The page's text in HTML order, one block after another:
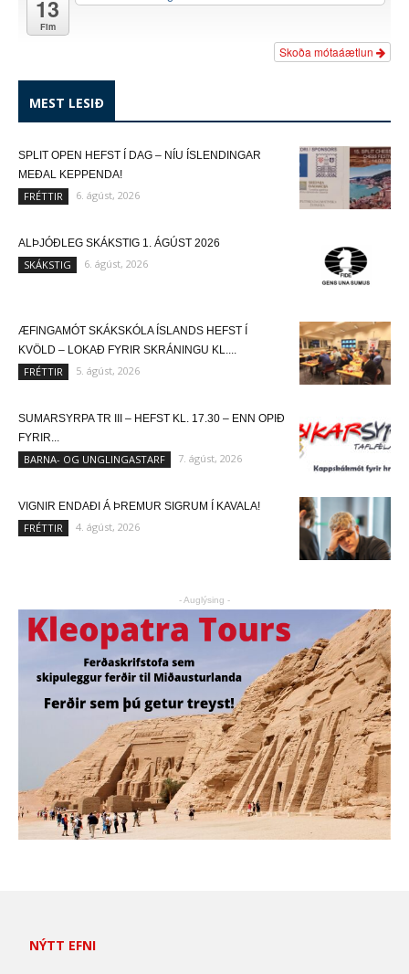
13
Fim
Skoða mótaáætlun
MEST LESIÐ
SPLIT OPEN HEFST Í DAG – NÍU ÍSLENDINGAR
MEÐAL KEPPENDA!
FRÉTTIR 6. ágúst, 2026
ALÞJÓÐLEG SKÁKSTIG 1. ÁGÚST 2026
SKÁKSTIG 6. ágúst, 2026
ÆFINGAMÓT SKÁKSKÓLA ÍSLANDS HEFST Í
KVÖLD – LOKAÐ FYRIR SKRÁNINGU KL....
FRÉTTIR 5. ágúst, 2026
SUMARSYRPA TR III – HEFST KL. 17.30 – ENN OPIÐ
FYRIR...
BARNA- OG UNGLINGASTARF 7. ágúst, 2026
VIGNIR ENDAÐI Á ÞREMUR SIGRUM Í KAVALA!
FRÉTTIR 4. ágúst, 2026
- Auglýsing -
NÝTT EFNI